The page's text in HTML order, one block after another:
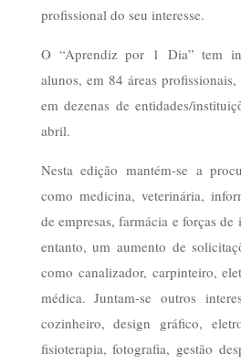
profissional do seu interesse.
O “Aprendiz por 1 Dia” tem
alunos, em 84 áreas
em dezenas de entidades/
abril.
Nesta edição mantém-se a
como medicina, veterinária,
de empresas, farmácia e forças
entanto, um aumento de
como canalizador, carpinteiro,
médica. Juntam-se outros
cozinheiro, design gráfico,
fisioterapia, fotografia, gestão